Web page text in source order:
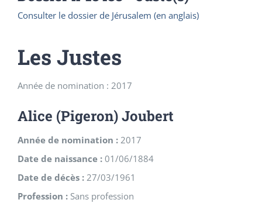
Consulter le dossier de Jérusalem (en anglais)
Les Justes
Année de nomination : 2017
Alice (Pigeron) Joubert
Année de nomination : 2017
Date de naissance : 01/06/1884
Date de décès : 27/03/1961
Profession : Sans profession